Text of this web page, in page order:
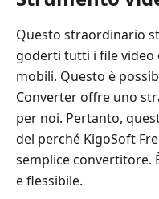
Questo straordinario
goderti tutti i file video
mobili. Questo è
Converter offre uno
per noi. Pertanto,
del perché KigoSoft
semplice convertitore.
e flessibile.